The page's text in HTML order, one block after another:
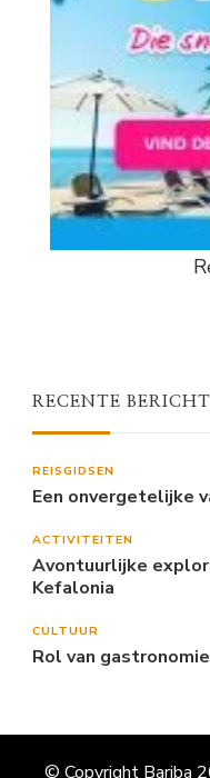
RECENTE
REISGIDSEN
Een onvergetelijke
ACTIVITEITEN
Avontuurlijke
Kefalonia
CULTUUR
Rol van
© Copyright Bariba